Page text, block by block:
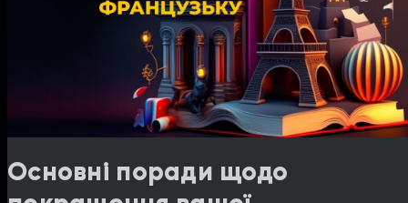
Основні поради щодо